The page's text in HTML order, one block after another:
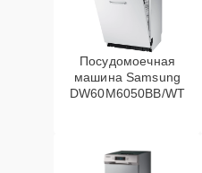
Посудомоечная
машина Samsung
DW60M6050BB/WT